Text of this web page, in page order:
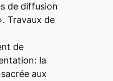
de diffusion
Travaux de
de
la
aux